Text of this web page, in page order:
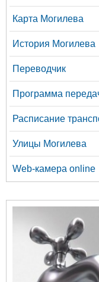
Карта Могилева
История Могилева
Переводчик
Программа
Расписание
Улицы Могилева
Web-камера online